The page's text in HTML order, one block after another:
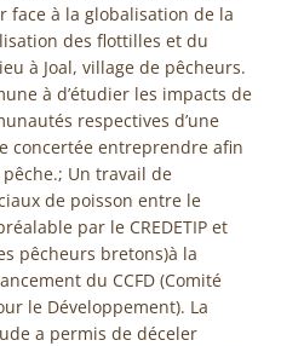
face à la globalisation de la
des flottilles et du
à Joal, village de pêcheurs.
à d’étudier les impacts de
respectives d’une
concertée entreprendre afin
Un travail de
de poisson entre le
par le CREDETIP et
pêcheurs bretons)à la
du CCFD (Comité
le Développement). La
a permis de déceler